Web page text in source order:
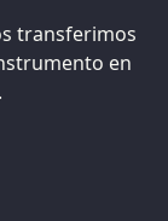
transferimos
en